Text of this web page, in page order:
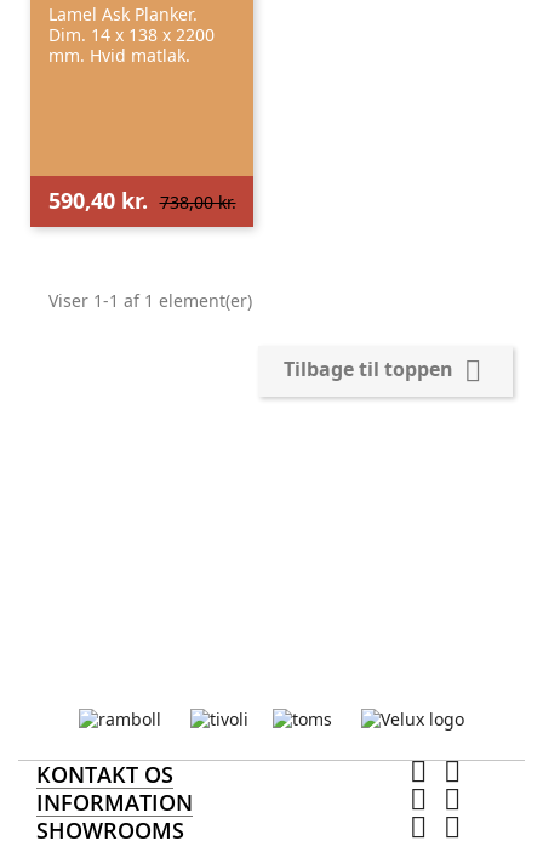
Lamel Ask Planker.
Dim. 14 x 138 x 2200
mm. Hvid matlak.
590,40 kr. 738,00 kr.
Viser 1-1 af 1 element(er)
Tilbage til toppen 
KONTAKT OS  
INFORMATION  
SHOWROOMS  